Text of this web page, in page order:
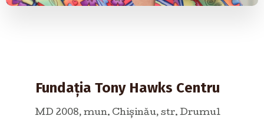
Fundația Tony Hawks Centru
MD 2008, mun. Chişinău, str. Drumul